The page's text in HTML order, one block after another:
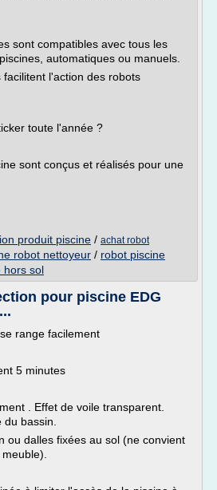
sont compatibles avec tous les
automatiques ou manuels.
l'action des robots
toute l'année ?
sont conçus et réalisés pour une
produit piscine / achat robot
robot nettoyeur / robot piscine
hors sol
pour piscine EDG
range facilement
5 minutes
. Effet de voile transparent.
bassin.
ou dalles fixées au sol (ne convient